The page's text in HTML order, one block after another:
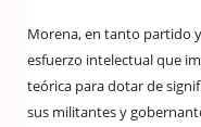
Morena, en tanto partido
esfuerzo intelectual que
teórica para dotar de
sus militantes y